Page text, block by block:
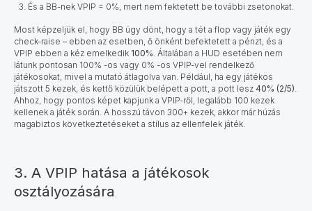
És a BB-nek VPIP = 0%, mert nem fektetett be további zsetonokat.
Most képzeljük el, hogy BB úgy dönt, hogy a tét a flop vagy játék egy
check-raise – ebben az esetben, ő önként befektetett a pénzt, és a
VPIP ebben a kéz emelkedik 100% . Általában a HUD esetében nem
látunk pontosan 100% -os vagy 0% -os VPIP-vel rendelkező
játékosokat, mivel a mutató átlagolva van. Például, ha egy játékos
játszott 5 kezek, és kettő közülük belépett a pott, a pott lesz 40% (2/5)
Ahhoz, hogy pontos képet kapjunk a VPIP-ről, legalább 100 kezek
kellenek a játék során. A hosszú távon 300+ kezek, akkor már húzás
magabiztos következtetéseket a stílus az ellenfelek játék.
3. A VPIP hatása a játékosok
osztályozására